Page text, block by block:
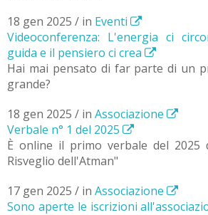
18 gen 2025 / in Eventi
Videoconferenza: L'energia ci
guida e il pensiero ci crea
Hai mai pensato di far parte di un
grande?
18 gen 2025 / in Associazione
Verbale n° 1 del 2025
È online il primo verbale del 2025
Risveglio dell'Atman"
17 gen 2025 / in Associazione
Sono aperte le iscrizioni